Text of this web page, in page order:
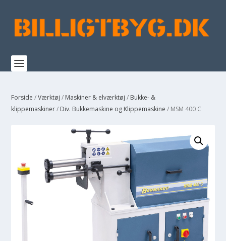
Forside /Værktøj / Maskiner & elværktøj / Bukke- &
klippemaskiner/ Div. Bukkemaskine og Klippemaskine / MSM 400 C